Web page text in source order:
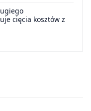
cięcia kosztów z